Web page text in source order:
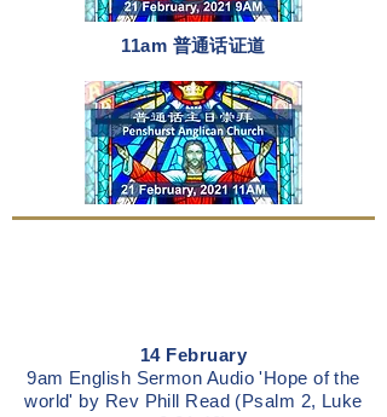
11am 普通话证道
14 February
9am English Sermon Audio 'Hope of the
world' by Rev Phill Read (Psalm 2, Luke